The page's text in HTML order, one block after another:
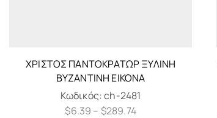
ΧΡΙΣΤΌΣ ΠΑΝΤΟΚΡΆΤΩΡ ΞΎΛΙΝΗ
ΒΥΖΑΝΤΙΝΉ ΕΙΚΌΝΑ
Κωδικός:ch-2481
$6.39 – $289.74